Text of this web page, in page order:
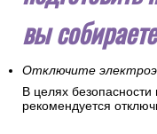
вы
Отключите
В целях
рекомендуется